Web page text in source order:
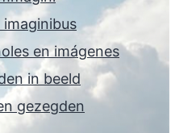
en imágenes
in beeld
gezegden